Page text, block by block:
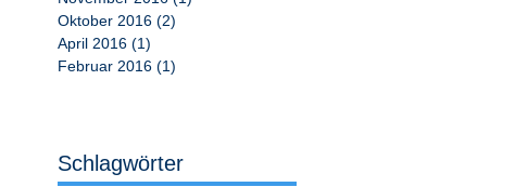
Oktober 2016 (2)
April 2016 (1)
Februar 2016 (1)
Schlagwörter